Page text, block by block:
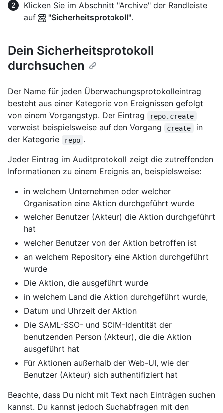
Klicken Sie im Abschnitt "Archive" der Randleiste
auf
"Sicherheitsprotokoll".
Dein Sicherheitsprotokoll
durchsuchen
Der Name für jeden Überwachungsprotokolleintrag
besteht aus einer Kategorie von Ereignissen gefolgt
von einem Vorgangstyp. Der Eintrag
repo.create
verweist beispielsweise auf den Vorgang create
in
der Kategorie
repo .
Jeder Eintrag im Auditprotokoll zeigt die zutreffenden
Informationen zu einem Ereignis an, beispielsweise:
in welchem Unternehmen oder welcher
Organisation eine Aktion durchgeführt wurde
welcher Benutzer (Akteur) die Aktion durchgeführt
hat
welcher Benutzer von der Aktion betroffen ist
an welchem Repository eine Aktion durchgeführt
wurde
Die Aktion, die ausgeführt wurde
in welchem Land die Aktion durchgeführt wurde,
Datum und Uhrzeit der Aktion
Die SAML-SSO- und SCIM-Identität der
benutzenden Person (Akteur), die die Aktion
ausgeführt hat
Für Aktionen außerhalb der Web-UI, wie der
Benutzer (Akteur) sich authentifiziert hat
Beachte, dass Du nicht mit Text nach Einträgen suchen
kannst. Du kannst jedoch Suchabfragen mit den